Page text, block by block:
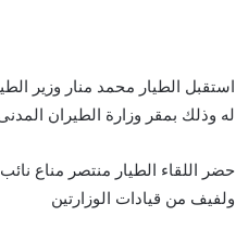
استقبل الطيار محمد منار وزير
له وذلك بمقر وزارة الطيران
حضر اللقاء الطيار منتصر مناع
ولفيف من قيادات الوزارتين